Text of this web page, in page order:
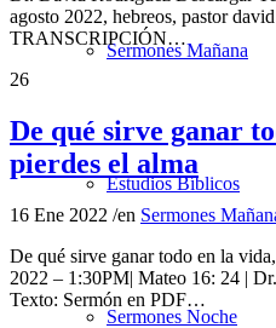
Sermones Mañana
Estudios Bíblicos
Sermones Noche
agosto 2022, hebreos, pastor
TRANSCRIPCIÓN…
26
De qué sirve ganar
pierdes el alma
16 Ene 2022 /en Sermones
De qué sirve ganar todo en la
2022 – 1:30PM| Mateo 16: 24 |
Texto: Sermón en PDF…